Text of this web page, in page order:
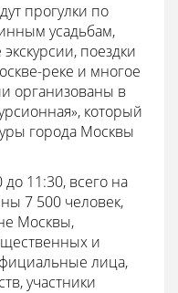
прогулки по
усадьбам,
поездки
реке и многое
организованы в
который
города Москвы
11:30, всего на
7 500 человек,
Москвы,
и
лица,
участники